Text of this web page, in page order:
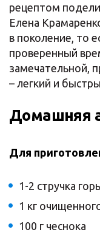
рецептом
Елена
в поколение, то
проверенный
замечательной,
– легкий и
Домашняя
Для
1-2 стручка
1 кг
100 г чеснока